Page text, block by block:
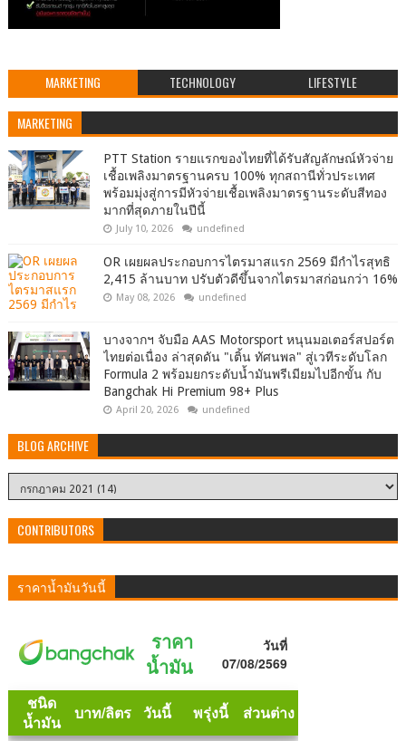
MARKETING TECHNOLOGY LIFESTYLE
MARKETING
PTT Station รายแรกของไทยที่ได้รับสัญลักษณ์หัวจ่าย
เชื้อเพลิงมาตรฐานครบ 100% ทุกสถานีทั่วประเทศ
พร้อมมุ่งสู่การมีหัวจ่ายเชื้อเพลิงมาตรฐานระดับสีทอง
มากที่สุดภายในปีนี้
July 10, 2026 undefined
OR เผยผลประกอบการไตรมาสแรก 2569 มีกำไรสุทธิ
2,415 ล้านบาท ปรับตัวดีขึ้นจากไตรมาสก่อนกว่า 16%
May 08, 2026 undefined
บางจากฯ จับมือ AAS Motorsport หนุนมอเตอร์สปอร์ต
ไทยต่อเนื่อง ล่าสุดดัน "เติ้น ทัศนพล" สู่เวทีระดับโลก
Formula 2 พร้อมยกระดับน้ำมันพรีเมียมไปอีกขั้น กับ
Bangchak Hi Premium 98+ Plus
April 20, 2026 undefined
BLOG ARCHIVE
CONTRIBUTORS
ราคาน้ำมันวันนี้